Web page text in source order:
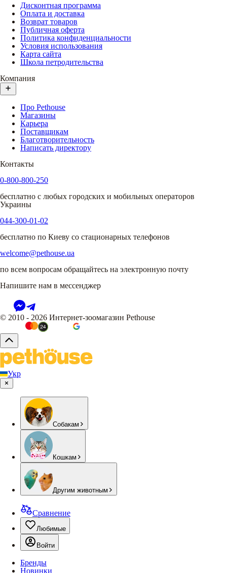
Дисконтная программа
Оплата и доставка
Возврат товаров
Публичная оферта
Политика конфиденциальности
Условия использования
Карта сайта
Школа петродительства
Компания
Про Pethouse
Магазины
Карьера
Поставщикам
Благотворительность
Написать директору
Контакты
0-800-800-250
бесплатно с любых городских и мобильных операторов
Украины
044-300-01-02
бесплатно по Киеву со стационарных телефонов
welcome@pethouse.ua
по всем вопросам обращайтесь на электронную почту
Напишите нам в мессенджер
© 2010 - 2026 Интернет-зоомагазин Pethouse
Укр
Собакам
Кошкам
Другим животным
Сравнение
Любимые
Войти
Бренды
Новинки